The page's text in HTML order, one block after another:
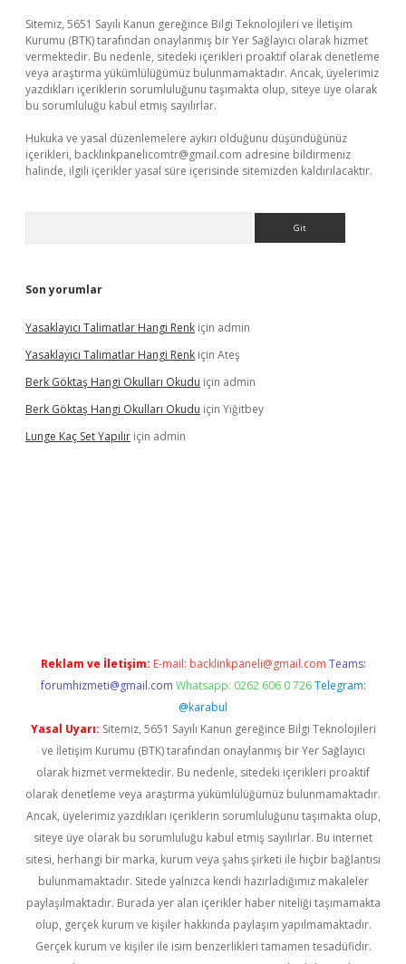
Sitemiz, 5651 Sayılı Kanun gereğince Bilgi Teknolojileri ve İletişim
Kurumu (BTK) tarafından onaylanmış bir Yer Sağlayıcı olarak hizmet
vermektedir. Bu nedenle, sitedeki içerikleri proaktif olarak denetleme
veya araştırma yükümlülüğümüz bulunmamaktadır. Ancak, üyelerimiz
yazdıkları içeriklerin sorumluluğunu taşımakta olup, siteye üye olarak
bu sorumluluğu kabul etmiş sayılırlar.
Hukuka ve yasal düzenlemelere aykırı olduğunu düşündüğünüz
içerikleri, backlinkpanelicomtr@gmail.com adresine bildirmeniz
halinde, ilgili içerikler yasal süre içerisinde sitemizden kaldırılacaktır.
Son yorumlar
Yasaklayıcı Talimatlar Hangi Renk için admin
Yasaklayıcı Talimatlar Hangi Renk için Ateş
Berk Göktaş Hangi Okulları Okudu için admin
Berk Göktaş Hangi Okulları Okudu için Yiğitbey
Lunge Kaç Set Yapılır için admin
Reklam ve İletişim: E-mail: backlinkpaneli@gmail.com Teams:
forumhizmeti@gmail.com Whatsapp: 0262 606 0 726 Telegram:
@karabul
Yasal Uyarı: Sitemiz, 5651 Sayılı Kanun gereğince Bilgi Teknolojileri
ve İletişim Kurumu (BTK) tarafından onaylanmış bir Yer Sağlayıcı
olarak hizmet vermektedir. Bu nedenle, sitedeki içerikleri proaktif
olarak denetleme veya araştırma yükümlülüğümüz bulunmamaktadır.
Ancak, üyelerimiz yazdıkları içeriklerin sorumluluğunu taşımakta olup,
siteye üye olarak bu sorumluluğu kabul etmiş sayılırlar. Bu internet
sitesi, herhangi bir marka, kurum veya şahıs şirketi ile hiçbir bağlantısı
bulunmamaktadır. Sitede yalnızca kendi hazırladığımız makaleler
paylaşılmaktadır. Burada yer alan içerikler haber niteliği taşımamakta
olup, gerçek kurum ve kişiler hakkında paylaşım yapılmamaktadır.
Gerçek kurum ve kişiler ile isim benzerlikleri tamamen tesadüfidir.